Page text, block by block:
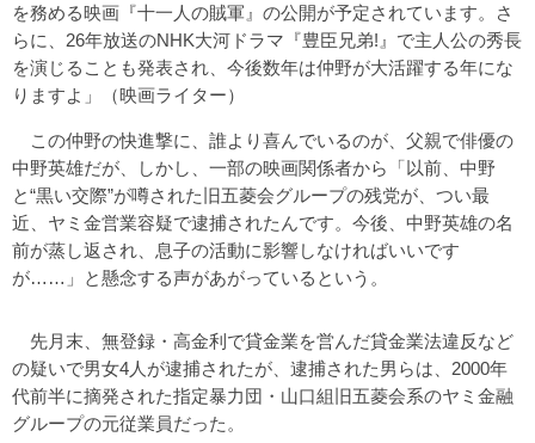
を務める映画『十一人の賊軍』の公開が予定されています。さ
らに、26年放送のNHK大河ドラマ『豊臣兄弟!』で主人公の秀長
を演じることも発表され、今後数年は仲野が大活躍する年にな
りますよ」（映画ライター）
この仲野の快進撃に、誰より喜んでいるのが、父親で俳優の
中野英雄だが、しかし、一部の映画関係者から「以前、中野
と“黒い交際”が噂された旧五菱会グループの残党が、つい最
近、ヤミ金営業容疑で逮捕されたんです。今後、中野英雄の名
前が蒸し返され、息子の活動に影響しなければいいです
が……」と懸念する声があがっているという。
先月末、無登録・高金利で貸金業を営んだ貸金業法違反など
の疑いで男女4人が逮捕されたが、逮捕された男らは、2000年
代前半に摘発された指定暴力団・山口組旧五菱会系のヤミ金融
グループの元従業員だった。